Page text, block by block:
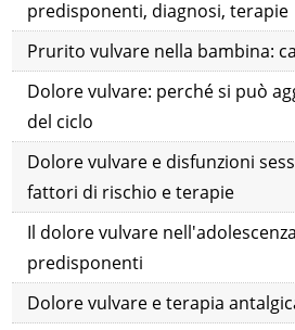
predisponenti, diagnosi, terapie
Prurito vulvare nella bambina:
Dolore vulvare: perché si può
del ciclo
Dolore vulvare e disfunzioni
fattori di rischio e terapie
Il dolore vulvare
predisponenti
Dolore vulvare e terapia